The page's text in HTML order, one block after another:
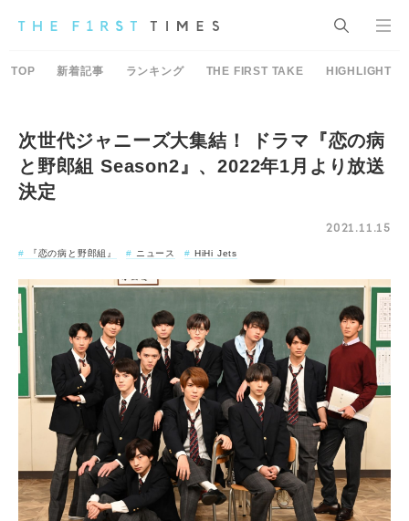
TOP 新着記事 ランキング THE FIRST TAKE HIGHLIGHT
次世代ジャニーズ大集結！ ドラマ『恋の病
と野郎組 Season2』、2022年1月より放送
決定
2021.11.15
『恋の病と野郎組』 ニュース HiHi Jets